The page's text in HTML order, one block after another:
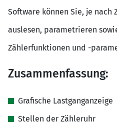
Software können Sie, je nach
auslesen, parametrieren
Zählerfunktionen und -
Zusammenfassung:
Grafische Lastganganzeige
Stellen der Zähleruhr